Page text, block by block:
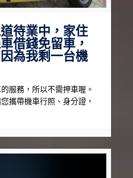
待業中，家住
借錢免留車，
為我剩一台機
服務，所以不需押車喔。
攜帶機車行照、身分證，